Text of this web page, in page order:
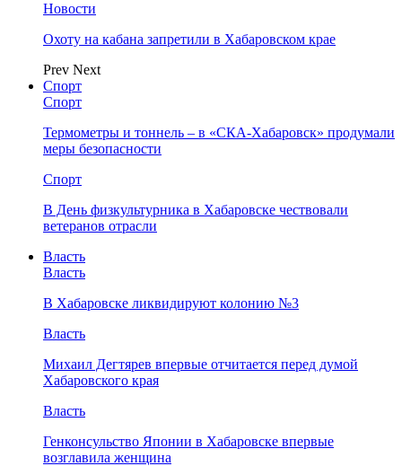
Новости
Охоту на кабана запретили в Хабаровском крае
Prev Next
Спорт
Спорт
Термометры и тоннель – в «СКА-Хабаровск» продумали
меры безопасности
Спорт
В День физкультурника в Хабаровске чествовали
ветеранов отрасли
Власть
Власть
В Хабаровске ликвидируют колонию №3
Власть
Михаил Дегтярев впервые отчитается перед думой
Хабаровского края
Власть
Генконсульство Японии в Хабаровске впервые
возглавила женщина